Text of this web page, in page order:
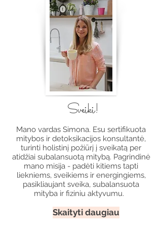
Sveiki!
Mano vardas Simona. Esu sertifikuota
mitybos ir detoksikacijos konsultantė,
turinti holistinį požiūrį į sveikatą per
atidžiai subalansuotą mitybą. Pagrindinė
mano misija - padėti kitiems tapti
liekniems, sveikiems ir energingiems,
pasikliaujant sveika, subalansuota
mityba ir fiziniu aktyvumu.
Skaityti daugiau